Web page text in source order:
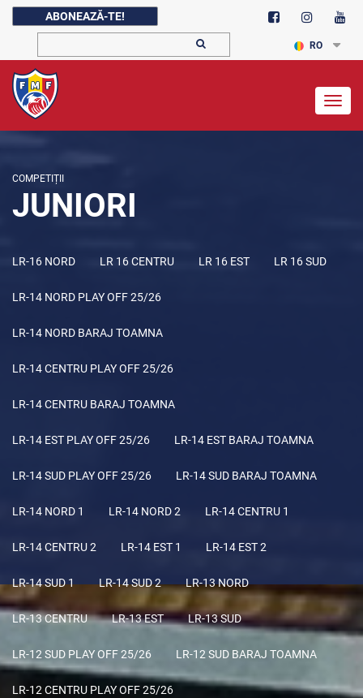
ABONEAZĂ-TE!
RO
COMPETIȚII
JUNIORI
LR-16 NORD LR 16 CENTRU LR 16 EST LR 16 SUD
LR-14 NORD PLAY OFF 25/26
LR-14 NORD BARAJ TOAMNA
LR-14 CENTRU PLAY OFF 25/26
LR-14 CENTRU BARAJ TOAMNA
LR-14 EST PLAY OFF 25/26 LR-14 EST BARAJ TOAMNA
LR-14 SUD PLAY OFF 25/26 LR-14 SUD BARAJ TOAMNA
LR-14 NORD 1 LR-14 NORD 2 LR-14 CENTRU 1
LR-14 CENTRU 2 LR-14 EST 1 LR-14 EST 2
LR-14 SUD 1 LR-14 SUD 2 LR-13 NORD
LR-13 CENTRU LR-13 EST LR-13 SUD
LR-12 SUD PLAY OFF 25/26 LR-12 SUD BARAJ TOAMNA
LR-12 CENTRU PLAY OFF 25/26